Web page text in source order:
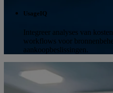
UsageIQ
Integreer analyses van
workflows voor
aankoopbeslissingen.